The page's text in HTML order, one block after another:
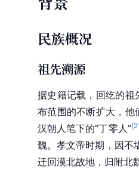
民族概况
祖先溯源
据史籍记载，回纥的祖
布范围的不断扩大，
汉朝 人笔下的“丁零人”[
魏。孝文帝时期，因不
迁回漠北故地，归附北